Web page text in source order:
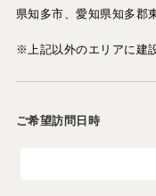
県知多市、愛知県知多郡
※上記以外のエリアに建
ご希望訪問日時